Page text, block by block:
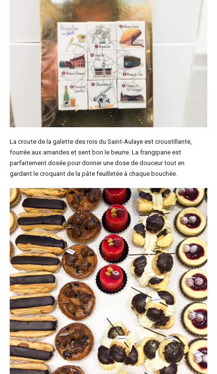
La croute de la galette des rois du Saint-Aulaye est croustillante,
fourrée aux amandes et sent bon le beurre. La frangipane est
parfaitement dosée pour donner une dose de douceur tout en
gardant le croquant de la pâte feuilletée à chaque bouchée.